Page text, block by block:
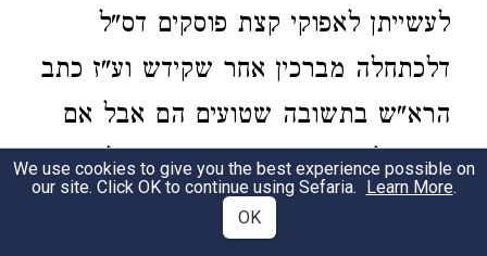
לעשייתן לאפוקי קצת פוסקים דס"ל
דלכתחלה מברכין אחר שקידש וע"ז כתב
הרא"ש בתשובה שטועים הם אבל אם
שכח ולא בירך קודם אירוסין יש לברך
אחר שקידש ובפרט לפי המנהג שלנו
We use cookies to give you the best experience possible on
our site. Click OK to continue using Sefaria. Learn More.
OK